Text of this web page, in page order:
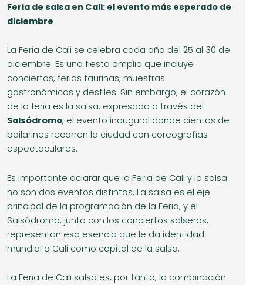
Feria de salsa en Cali: el evento más esperado de
diciembre
La Feria de Cali se celebra cada año del 25 al 30 de
diciembre. Es una fiesta amplia que incluye
conciertos, ferias taurinas, muestras
gastronómicas y desfiles. Sin embargo, el corazón
de la feria es la salsa, expresada a través del
Salsódromo, el evento inaugural donde cientos de
bailarines recorren la ciudad con coreografías
espectaculares.
Es importante aclarar que la Feria de Cali y la salsa
no son dos eventos distintos. La salsa es el eje
principal de la programación de la Feria, y el
Salsódromo, junto con los conciertos salseros,
representan esa esencia que le da identidad
mundial a Cali como capital de la salsa.
La Feria de Cali salsa es, por tanto, la combinación